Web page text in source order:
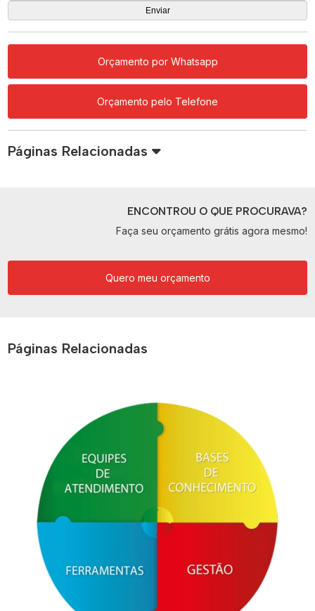
Orçamento por Whatsapp
Orçamento pelo Telefone
Páginas Relacionadas
ENCONTROU O QUE PROCURAVA?
Faça seu orçamento grátis agora mesmo!
Quero meu orçamento
Páginas Relacionadas